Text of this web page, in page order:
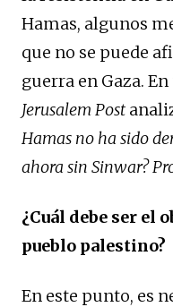
Hamas, algunos
que no se puede
guerra en Gaza.
Jerusalem Post
Hamas no ha sido
ahora sin Sinwar?
¿Cuál debe ser el
pueblo palestino?
En este punto, es